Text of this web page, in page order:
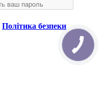
Політика безпеки